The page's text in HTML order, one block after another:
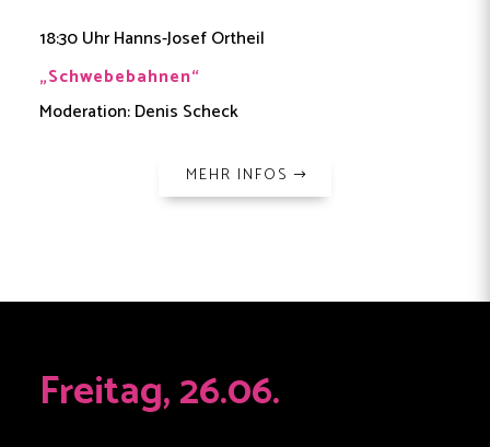
18:30 Uhr Hanns-Josef Ortheil
„Schwebebahnen“
Moderation: Denis Scheck
MEHR INFOS
Freitag, 26.06.